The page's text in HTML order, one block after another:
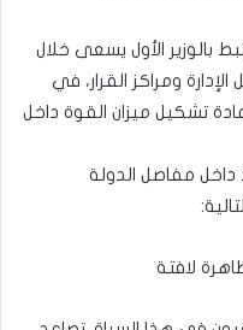
بالوزير الأول يسعى خلال
ومراكز القرار، في
تشكيل ميزان القوة داخل
داخل مفاصل الدولة
لافتة